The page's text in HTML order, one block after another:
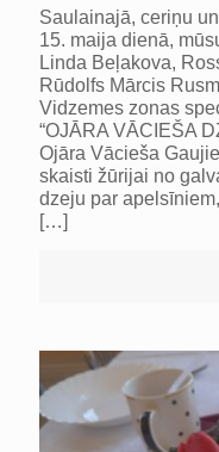
Saulainajā, ceriņu
15. maija dienā,
Linda Beļakova,
Rūdolfs Mārcis
Vidzemes zonas
“OJĀRA VĀCIEŠA
Ojāra Vācieša
skaisti žūrijai no
dzeju par
[…]